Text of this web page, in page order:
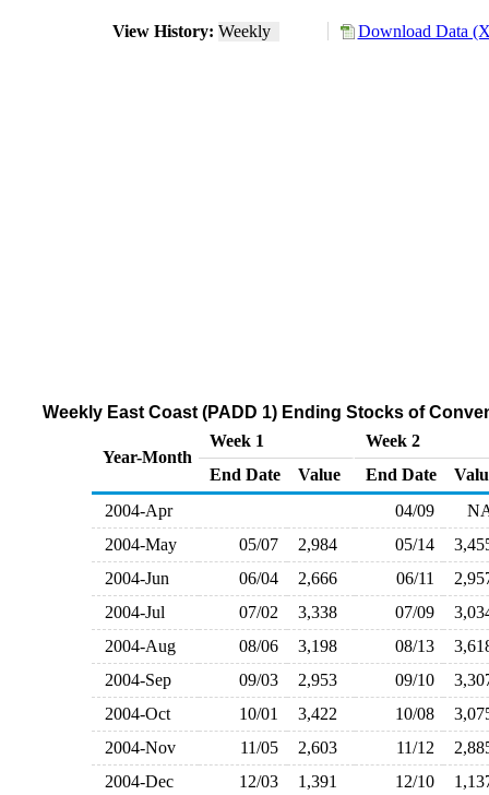
View History: Weekly Download Data
Weekly East Coast (PADD 1) Ending Stocks of
Year-Month
Week 1
Week 2
End Date
Value End Date
2004-Apr
04/09
2004-May
05/07 2,984 05/14
2004-Jun
06/04 2,666 06/11
2004-Jul
07/02 3,338 07/09
2004-Aug
08/06 3,198 08/13
2004-Sep
09/03 2,953 09/10
2004-Oct
10/01 3,422 10/08
2004-Nov
11/05 2,603 11/12
2004-Dec
12/03 1,391 12/10